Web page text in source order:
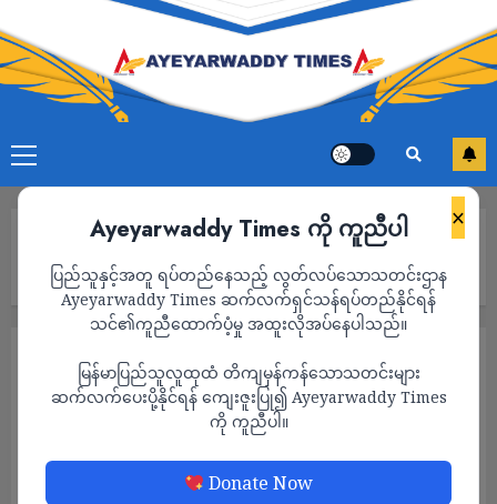
×
Ayeyarwaddy Times ကို ကူညီပါ
ပြည်သူနှင့်အတူ ရပ်တည်နေသည့် လွတ်လပ်သောသတင်းဌာန
Ayeyarwaddy Times ဆက်လက်ရှင်သန်ရပ်တည်နိုင်ရန်
သင်၏ကူညီထောက်ပံ့မှု အထူးလိုအပ်နေပါသည်။
မြန်မာပြည်သူလူထုထံ တိကျမှန်ကန်သောသတင်းများ
ဆက်လက်ပေးပို့နိုင်ရန် ကျေးဇူးပြု၍ Ayeyarwaddy Times
ကို ကူညီပါ။
Donate Now
သည့်ထိ အဆက်သွယ်မရသေး
ဖားကန့်မြို့တွင် စစ်ကောင်စီဩဇာခံ ရဲ ၇ ဦး
ဖမ်းဆီးခံရ ၂ ရက်ကြာသည့်ထိ အဆက်သွယ်မ
ရသေး